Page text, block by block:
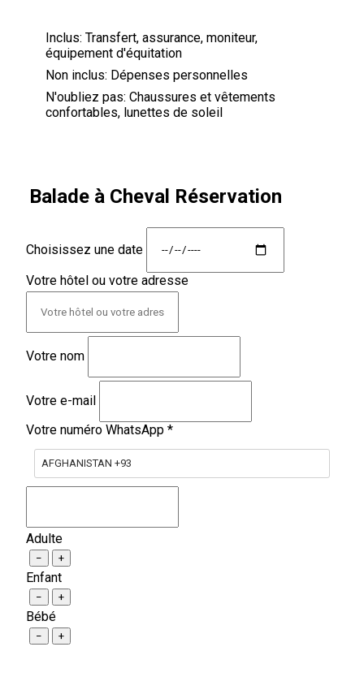
Inclus: Transfert, assurance, moniteur,
équipement d'équitation
Non inclus: Dépenses personnelles
N'oubliez pas: Chaussures et vêtements
confortables, lunettes de soleil
Balade à Cheval Réservation
Choisissez une date
Votre hôtel ou votre adresse
Votre nom
Votre e-mail
Votre numéro WhatsApp *
AFGHANISTAN +93
Adulte
− +
Enfant
− +
Bébé
− +